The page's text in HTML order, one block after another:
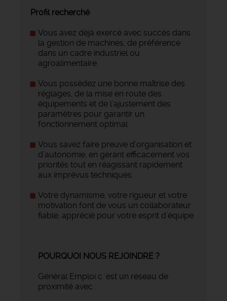
Profil recherché
Vous avez déjà exercé avec succès dans
la gestion de machines, de préférence
dans un cadre industriel ou
agroalimentaire.
Vous possédez une bonne maîtrise des
réglages, de la mise en route des
équipements et de l’ajustement des
paramètres pour garantir un
fonctionnement optimal.
Vous savez faire preuve d’organisation et
d’autonomie, en gérant efficacement vos
priorités tout en réagissant rapidement
aux imprévus techniques.
Votre dynamisme, votre rigueur et votre
motivation font de vous un collaborateur
fiable, apprécié pour votre esprit d’équipe.
POURQUOI NOUS REJOINDRE ?
Général Emploi c 'est un réseau de
proximité avec :